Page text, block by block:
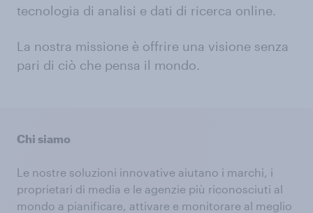
tecnologia di analisi e dati di ricerca online.
La nostra missione è offrire una visione senza
pari di ciò che pensa il mondo.
Chi siamo
Le nostre soluzioni innovative aiutano i marchi, i
proprietari di media e le agenzie più riconosciuti al
mondo a pianificare, attivare e monitorare al meglio